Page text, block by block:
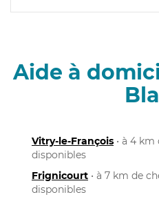
Aide à
Vitry-le-François • à 4 km
disponibles
Frignicourt • à 7 km de
disponibles